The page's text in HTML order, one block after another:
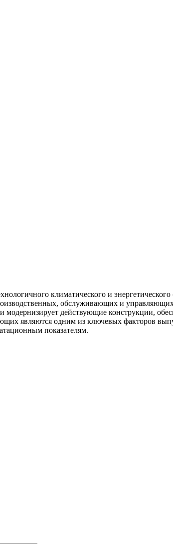
климатического и энергетического
обслуживающих и
модернизирует действующие конструкции,
являются одним из ключевых факторов
показателям.